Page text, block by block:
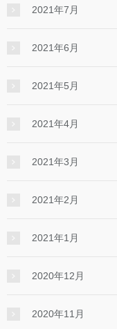
2021年7月
2021年6月
2021年5月
2021年4月
2021年3月
2021年2月
2021年1月
2020年12月
2020年11月